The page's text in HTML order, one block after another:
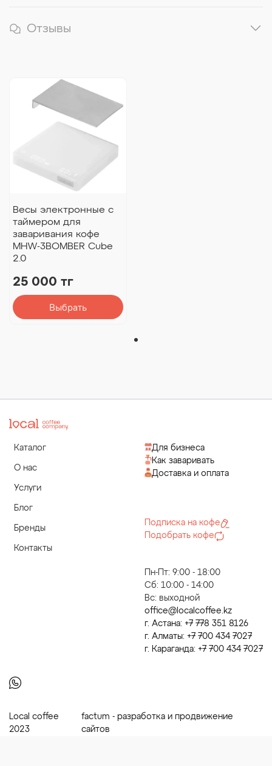
Отзывы
Весы электронные с
таймером для
заваривания кофе
MHW-3BOMBER Cube
2.0
25 000 тг
Выбрать
Каталог
О нас
Услуги
Блог
Бренды
Контакты
Для бизнеса
Как заваривать
Доставка и оплата
Пн-Пт: 9:00 - 18:00
Сб: 10:00 - 14:00
Вс: выходной
office@localcoffee.kz
г. Астана: +7 778 351 8126
г. Алматы: +7 700 434 7027
г. Караганда: +7 700 434 7027
Подписка на кофе
Подобрать кофе
Local coffee
2023
factum - разработка и продвижение
сайтов